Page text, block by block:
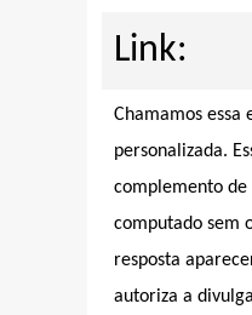
Link:
Chamamos essa
personalizada.
complemento de
computado sem
resposta
autoriza a